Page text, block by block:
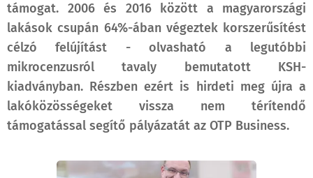
támogat. 2006 és 2016 között a magyarországi
lakások csupán 64%-ában végeztek korszerűsítést
célzó felújítást - olvasható a legutóbbi
mikrocenzusról tavaly bemutatott KSH-
kiadványban. Részben ezért is hirdeti meg újra a
lakóközösségeket vissza nem térítendő
támogatással segítő pályázatát az OTP Business.